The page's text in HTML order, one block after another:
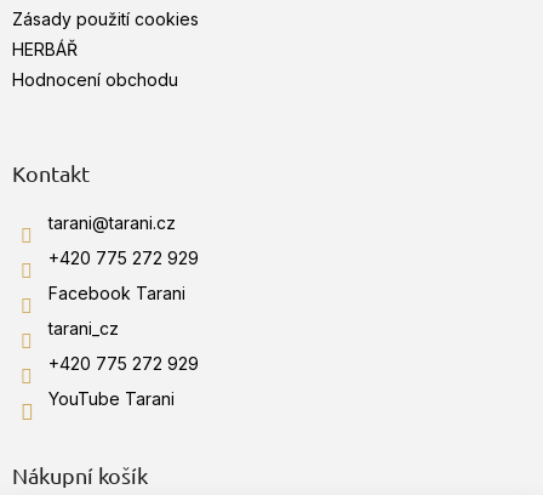
Zásady použití cookies
HERBÁŘ
Hodnocení obchodu
Kontakt
tarani@tarani.cz
+420 775 272 929
Facebook Tarani
tarani_cz
+420 775 272 929
YouTube Tarani
Nákupní košík